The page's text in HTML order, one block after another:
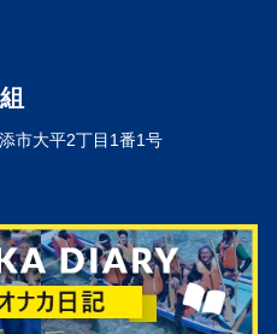
市大平2丁目1番1号